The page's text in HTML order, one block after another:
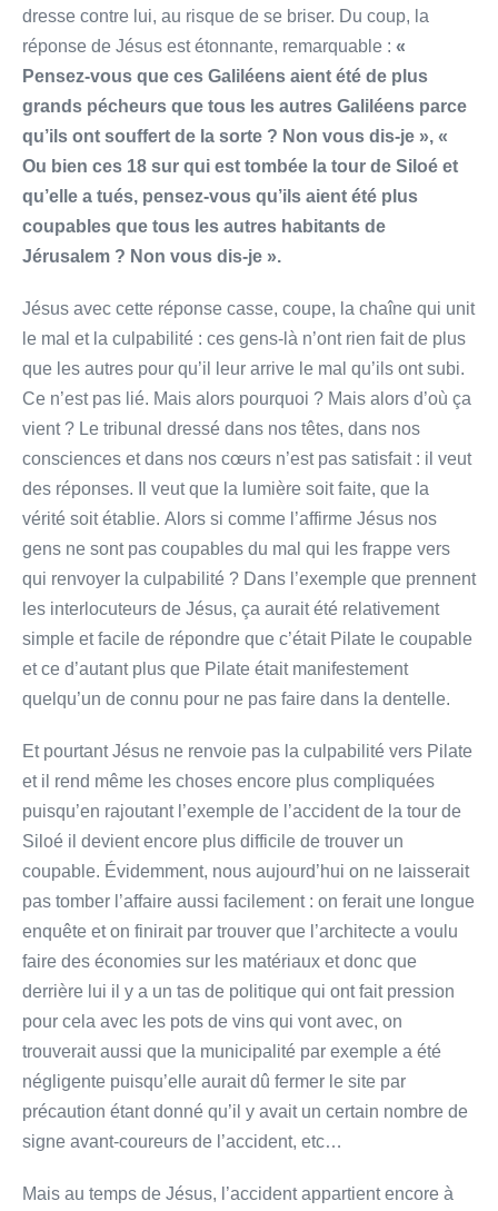
dresse contre lui, au risque de se briser. Du coup, la
réponse de Jésus est étonnante, remarquable : «
Pensez-­vous que ces Galiléens aient été de plus
grands pécheurs que tous les autres Galiléens parce
qu’ils ont souffert de la sorte ? Non vous dis-­je », «
Ou bien ces 18 sur qui est tombée la tour de Siloé et
qu’elle a tués, pensez-­vous qu’ils aient été plus
coupables que tous les autres habitants de
Jérusalem ? Non vous dis-­je ».
Jésus avec cette réponse casse, coupe, la chaîne qui unit
le mal et la culpabilité : ces gens-là n’ont rien fait de plus
que les autres pour qu’il leur arrive le mal qu’ils ont subi.
Ce n’est pas lié. Mais alors pourquoi ? Mais alors d’où ça
vient ? Le tribunal dressé dans nos têtes, dans nos
consciences et dans nos cœurs n’est pas satisfait : il veut
des réponses. Il veut que la lumière soit faite, que la
vérité soit établie. Alors si comme l’affirme Jésus nos
gens ne sont pas coupables du mal qui les frappe vers
qui renvoyer la culpabilité ? Dans l’exemple que prennent
les interlocuteurs de Jésus, ça aurait été relativement
simple et facile de répondre que c’était Pilate le coupable
et ce d’autant plus que Pilate était manifestement
quelqu’un de connu pour ne pas faire dans la dentelle.
Et pourtant Jésus ne renvoie pas la culpabilité vers Pilate
et il rend même les choses encore plus compliquées
puisqu’en rajoutant l’exemple de l’accident de la tour de
Siloé il devient encore plus difficile de trouver un
coupable. Évidemment, nous aujourd’hui on ne laisserait
pas tomber l’affaire aussi facilement : on ferait une longue
enquête et on finirait par trouver que l’architecte a voulu
faire des économies sur les matériaux et donc que
derrière lui il y a un tas de politique qui ont fait pression
pour cela avec les pots de vins qui vont avec, on
trouverait aussi que la municipalité par exemple a été
négligente puisqu’elle aurait dû fermer le site par
précaution étant donné qu’il y avait un certain nombre de
signe avant-coureurs de l’accident, etc…
Mais au temps de Jésus, l’accident appartient encore à